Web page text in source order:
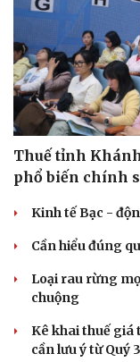
Thuế tỉnh
phổ biến chính
Kinh tế Bạc -
Cần hiểu đúng
Loại rau rừng
chuộng
Kê khai thuế giá
cần lưu ý từ Quý